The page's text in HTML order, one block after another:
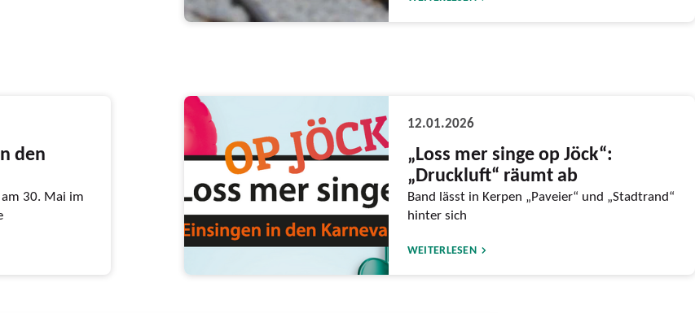
den
30. Mai im
12.01.2026
„Loss mer singe op Jöck“:
„Druckluft“ räumt ab
Band lässt in Kerpen „Paveier“ und „Stadtrand“
hinter sich
WEITERLESEN